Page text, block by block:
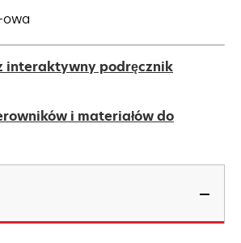
owa
interaktywny podręcznik
i materiałów do